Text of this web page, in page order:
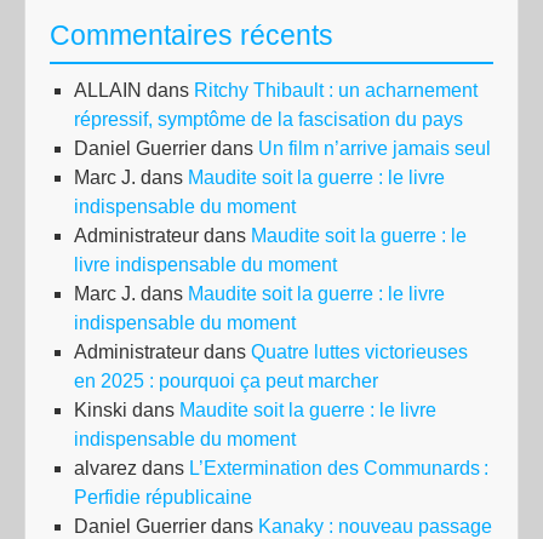
Commentaires récents
ALLAIN dans Ritchy Thibault : un acharnement
répressif, symptôme de la fascisation du pays
Daniel Guerrier dans Un film n’arrive jamais seul
Marc J. dans Maudite soit la guerre : le livre
indispensable du moment
Administrateur dans Maudite soit la guerre : le
livre indispensable du moment
Marc J. dans Maudite soit la guerre : le livre
indispensable du moment
Administrateur dans Quatre luttes victorieuses
en 2025 : pourquoi ça peut marcher
Kinski dans Maudite soit la guerre : le livre
indispensable du moment
alvarez dans L’Extermination des Communards :
Perfidie républicaine
Daniel Guerrier dans Kanaky : nouveau passage